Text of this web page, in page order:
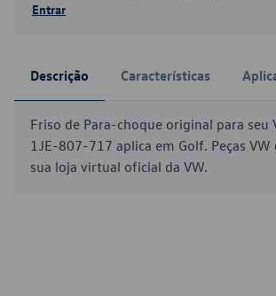
Entrar
Descrição Características
Friso de Para-choque original para seu
1JE-807-717 aplica em Golf. Peças VW
sua loja virtual oficial da VW.